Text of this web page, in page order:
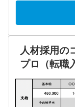
人材採用の
プロ（転職